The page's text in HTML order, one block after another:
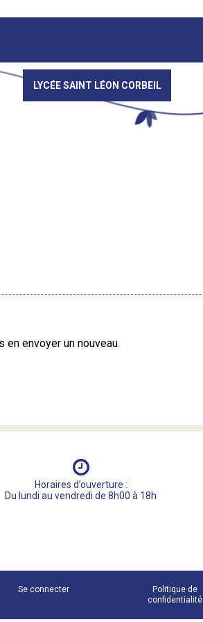
LYCÉE SAINT LÉON CORBEIL
en envoyer un nouveau.
Horaires d’ouverture :
Du lundi au vendredi de 8h00 à 18h
Se connecter
Politique de
confidentialité